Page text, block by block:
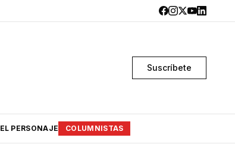
Suscríbete
EL PERSONAJE COLUMNISTAS